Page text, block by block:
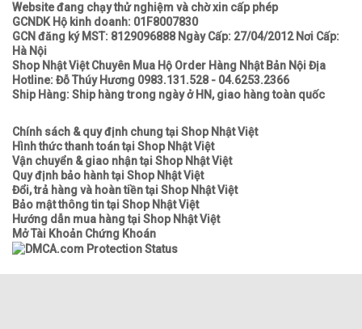
Website đang chạy thử nghiệm và chờ xin cấp phép
GCNDK Hộ kinh doanh: 01F8007830
GCN đăng ký MST: 8129096888 Ngày Cấp: 27/04/2012 Nơi Cấp:
Hà Nội
Shop Nhật Việt Chuyên Mua Hộ Order Hàng Nhật Bản Nội Địa
Hotline: Đỗ Thúy Hương 0983.131.528 - 04.6253.2366
Ship Hàng: Ship hàng trong ngày ở HN, giao hàng toàn quốc
Chính sách & quy định chung tại Shop Nhật Việt
Hình thức thanh toán tại Shop Nhật Việt
Vận chuyển & giao nhận tại Shop Nhật Việt
Quy định bảo hành tại Shop Nhật Việt
Đổi, trả hàng và hoàn tiền tại Shop Nhật Việt
Bảo mật thông tin tại Shop Nhật Việt
Hướng dẫn mua hàng tại Shop Nhật Việt
Mở Tài Khoản Chứng Khoán